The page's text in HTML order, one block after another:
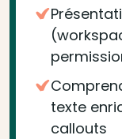
texte
callouts